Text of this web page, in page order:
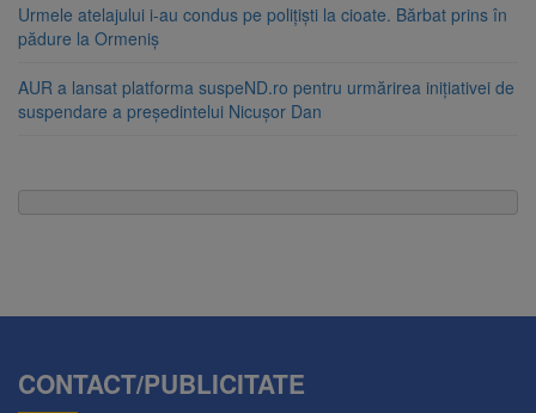
Urmele atelajului i-au condus pe polițiști la cioate. Bărbat prins în
pădure la Ormeniș
AUR a lansat platforma suspeND.ro pentru urmărirea inițiativei de
suspendare a președintelui Nicușor Dan
CONTACT/PUBLICITATE